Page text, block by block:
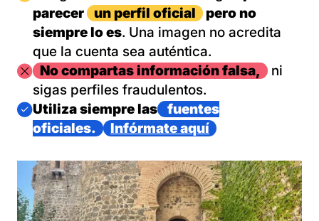
parecer
un perfil oficial
pero no
siempre lo es. Una imagen no acredita
que la cuenta sea auténtica.
ImagenNo compartas información falsa,
ni
sigas perfiles fraudulentos.
Imagen
Utiliza siempre las
fuentes
oficiales.
Infórmate aquí